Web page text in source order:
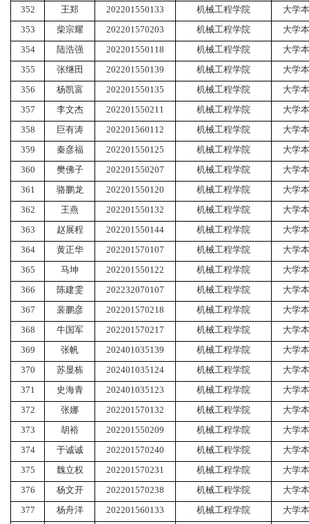
352
王郑 202201550133 机械工程学院
大学
353
柴宗耀 202201570203 机械工程学院
大学
354
陆浩强 202201550118 机械工程学院
大学
355
张继田 202201550139 机械工程学院
大学
356
杨凯富 202201550135 机械工程学院
大学
357
李文杰 202201550211 机械工程学院
大学
358
巨有涛 202201560112 机械工程学院
大学
359
秦彦福 202201550125 机械工程学院
大学
360
樊佛子 202201550207 机械工程学院
大学
361
骆鹏龙 202201550120 机械工程学院
大学
362
王燕 202201550132 机械工程学院
大学
363
赵展程 202201550144 机械工程学院
大学
364
黄正华 202201570107 机械工程学院
大学
365
马坤 202201550122 机械工程学院
大学
366
陈建雯 202232070107 机械工程学院
大学
367
裴鹏彦 202201570218 机械工程学院
大学
368
牛国军 202201570217 机械工程学院
大学
369
张帆 202401035139 机械工程学院
大学
370
苏显栋 202401035124 机械工程学院
大学
371
史海青 202401035123 机械工程学院
大学
372
张娜 202201570132 机械工程学院
大学
373
胡裕 202201550209 机械工程学院
大学
374
于诚诚 202201570240 机械工程学院
大学
375
魏立权 202201570231 机械工程学院
大学
376
杨文开 202201570238 机械工程学院
大学
377
杨舟洋 202201560133 机械工程学院
大学